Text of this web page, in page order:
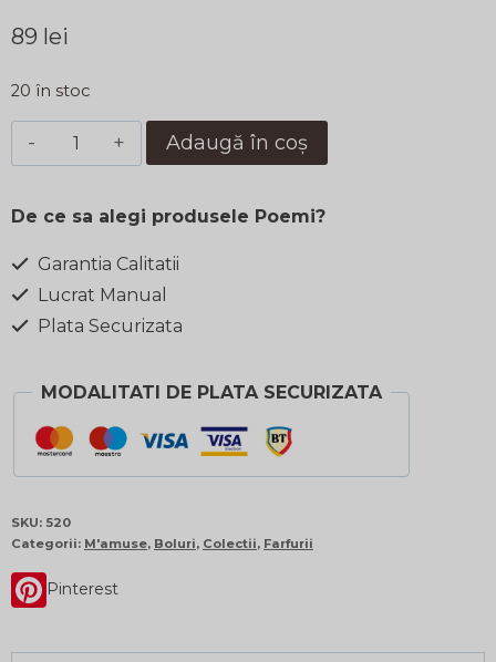
89 lei
20 în stoc
Cantitate
Farfurie
M'amuse
Adaugă în coș
De ce sa alegi produsele Poemi?
Garantia Calitatii
Lucrat Manual
Plata Securizata
MODALITATI DE PLATA SECURIZATA
SKU: 520
Categorii: M'amuse, Boluri, Colectii, Farfurii
Pinterest